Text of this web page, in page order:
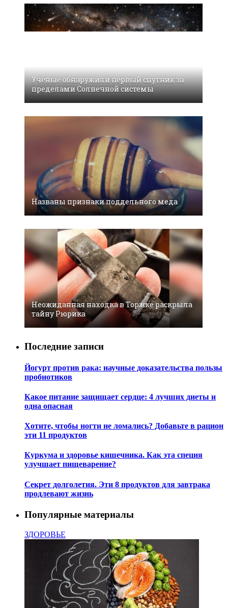
Ученые обнаружили первый спутник за
пределами Солнечной системы
Названы признаки поддельного меда
Неожиданная находка в Торжке раскрыла
тайну Рюрика
Последние записи
Йогурт против рака: научные доказательства пользы
пробиотиков
Какое питание защищает сердце: 4 лучших диеты и
одна опасная
Хотите, чтобы ногти не ломались? Добавьте в рацион
эти 11 продуктов
Куркума и здоровье кишечника. Как эта специя
улучшает пищеварение?
Секрет долголетия. Эти 8 продуктов для завтрака
продлевают жизнь
Популярные материалы
ЗДОРОВЬЕ